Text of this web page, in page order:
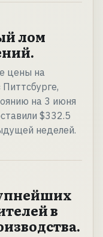
лом
цены на
на 3 июня
$332.5
неделей.
в